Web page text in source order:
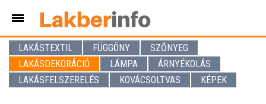
LAKÁSTEXTIL FÜGGÖNY
SZŐNYEG
LAKÁSDEKORÁCIÓ
LÁMPA
ÁRNYÉKOLÁS
LAKÁSFELSZERELÉS
KOVÁCSOLTVAS KÉPEK